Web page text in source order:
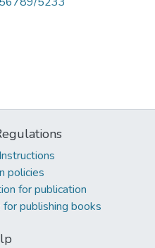
policies
for publication
publishing books